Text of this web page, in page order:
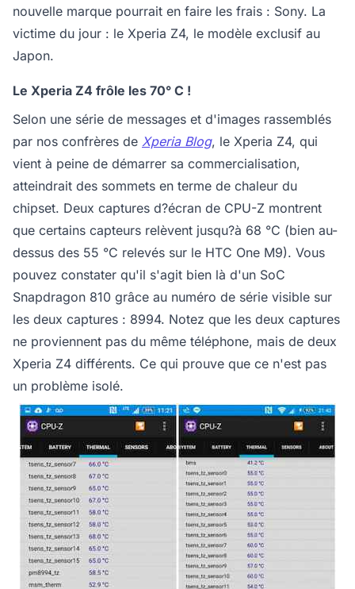
nouvelle marque pourrait en faire les frais : Sony. La
victime du jour : le Xperia Z4, le modèle exclusif au
Japon.
Le Xperia Z4 frôle les 70° C !
Selon une série de messages et d'images rassemblés
par nos confrères de Xperia Blog, le Xperia Z4, qui
vient à peine de démarrer sa commercialisation,
atteindrait des sommets en terme de chaleur du
chipset. Deux captures d?écran de CPU-Z montrent
que certains capteurs relèvent jusqu?à 68 °C (bien au-
dessus des 55 °C relevés sur le HTC One M9). Vous
pouvez constater qu'il s'agit bien là d'un SoC
Snapdragon 810 grâce au numéro de série visible sur
les deux captures : 8994. Notez que les deux captures
ne proviennent pas du même téléphone, mais de deux
Xperia Z4 différents. Ce qui prouve que ce n'est pas
un problème isolé.